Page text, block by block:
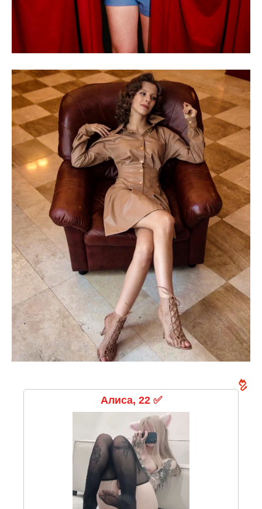
Алиса, 22 ✅